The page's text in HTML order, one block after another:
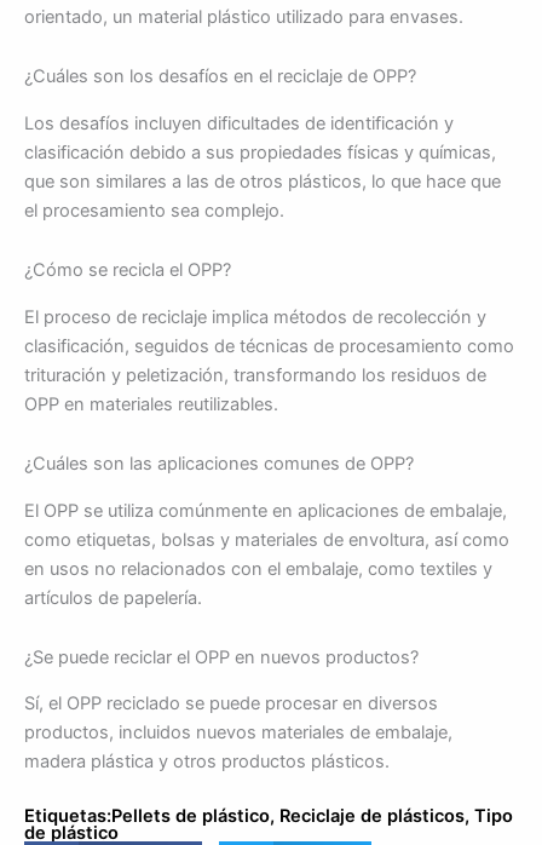
orientado, un material plástico utilizado para envases.
¿Cuáles son los desafíos en el reciclaje de OPP?
Los desafíos incluyen dificultades de identificación y
clasificación debido a sus propiedades físicas y químicas,
que son similares a las de otros plásticos, lo que hace que
el procesamiento sea complejo.
¿Cómo se recicla el OPP?
El proceso de reciclaje implica métodos de recolección y
clasificación, seguidos de técnicas de procesamiento como
trituración y peletización, transformando los residuos de
OPP en materiales reutilizables.
¿Cuáles son las aplicaciones comunes de OPP?
El OPP se utiliza comúnmente en aplicaciones de embalaje,
como etiquetas, bolsas y materiales de envoltura, así como
en usos no relacionados con el embalaje, como textiles y
artículos de papelería.
¿Se puede reciclar el OPP en nuevos productos?
Sí, el OPP reciclado se puede procesar en diversos
productos, incluidos nuevos materiales de embalaje,
madera plástica y otros productos plásticos.
Etiquetas:Pellets de plástico, Reciclaje de plásticos, Tipo
de plástico